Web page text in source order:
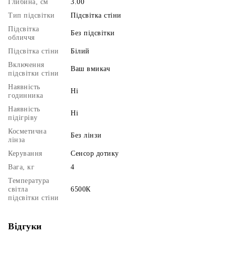
Глибина, см
3.00
Тип підсвітки
Підсвітка стіни
Підсвітка
обличчя
Без підсвітки
Підсвітка стіни
Білий
Включення
підсвітки стіни
Ваш вмикач
Наявність
годинника
Ні
Наявність
підігріву
Ні
Косметична
лінза
Без лінзи
Керування
Сенсор дотику
Вага, кг
4
Температура
світла
підсвітки стіни
6500К
Відгуки